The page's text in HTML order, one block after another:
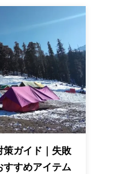
ガイド｜失敗
すすめアイテム